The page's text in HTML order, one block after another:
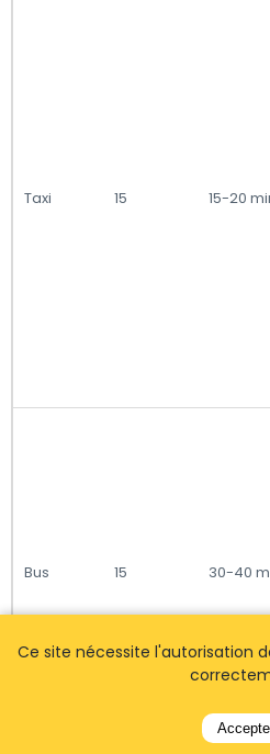
Taxi 15 15-20
Bus 15 30-40
Ce site nécessite l'autorisation